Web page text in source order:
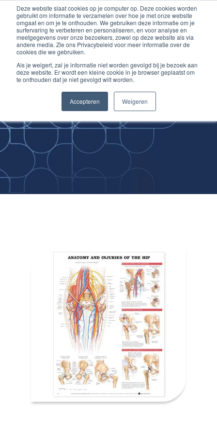
Deze website slaat cookies op je computer op. Deze cookies worden
gebruikt om informatie te verzamelen over hoe je met onze website
omgaat en om je te onthouden. We gebruiken deze informatie om je
surfervaring te verbeteren en personaliseren, en voor analyse en
meetgegevens over onze bezoekers, zowel op deze website als via
andere media. Zie ons Privacybeleid voor meer informatie over de
cookies die we gebruiken.
Als je weigert, zal je informatie niet worden gevolgd bij je bezoek aan
deze website. Er wordt een kleine cookie in je browser geplaatst om
te onthouden dat je niet gevolgd wilt worden.
Accepteren Weigeren
Inloggen account
Ga
naar
de
inhoud
Improving
Medical Skills